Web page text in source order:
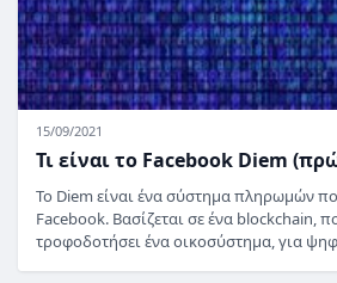
15/09/2021
Τι είναι το Facebook Diem
Το Diem είναι ένα σύστημα πληρωμών
Facebook. Βασίζεται σε ένα blockchain,
τροφοδοτήσει ένα οικοσύστημα, για